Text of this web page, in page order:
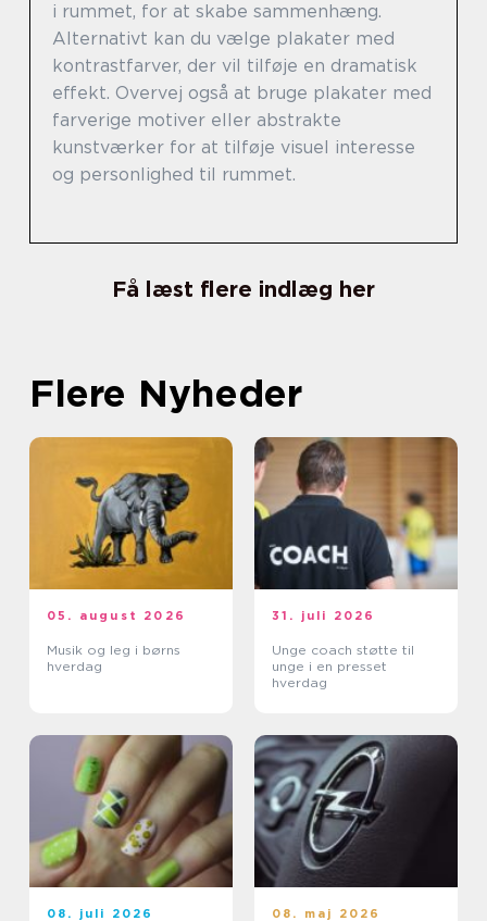
i rummet, for at skabe sammenhæng.
Alternativt kan du vælge plakater med
kontrastfarver, der vil tilføje en dramatisk
effekt. Overvej også at bruge plakater med
farverige motiver eller abstrakte
kunstværker for at tilføje visuel interesse
og personlighed til rummet.
Få læst flere indlæg her
Flere Nyheder
05. august 2026
Musik og leg i børns
hverdag
31. juli 2026
Unge coach støtte til
unge i en presset
hverdag
08. juli 2026 08. maj 2026